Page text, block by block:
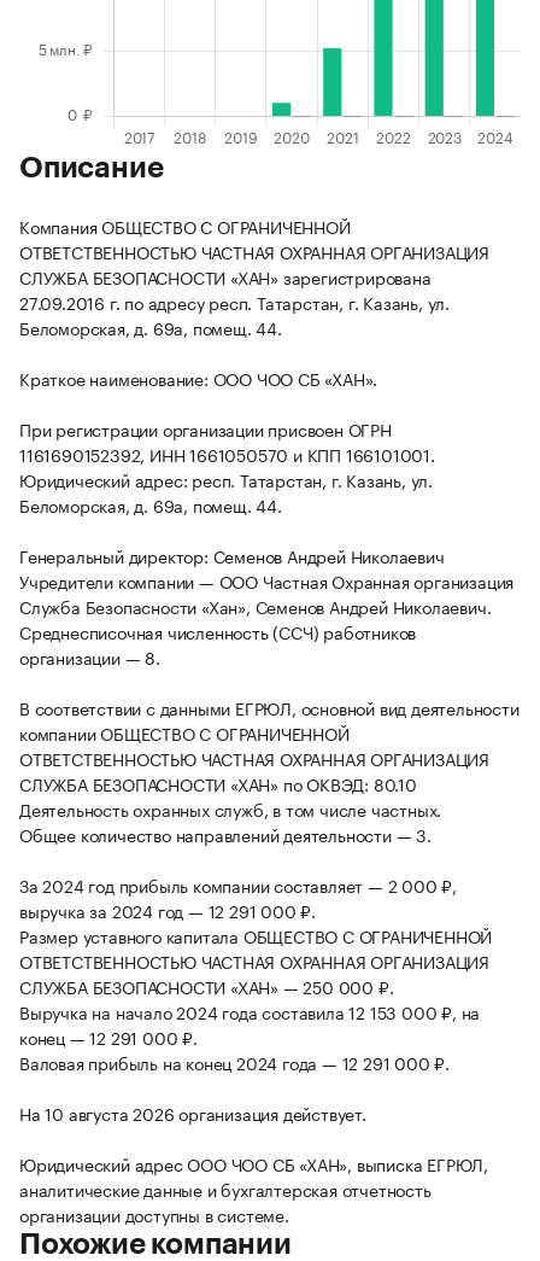
Описание
Компания ОБЩЕСТВО С ОГРАНИЧЕННОЙ
ОТВЕТСТВЕННОСТЬЮ ЧАСТНАЯ ОХРАННАЯ ОРГАНИЗАЦИЯ
СЛУЖБА БЕЗОПАСНОСТИ «ХАН» зарегистрирована
27.09.2016 г. по адресу респ. Татарстан, г. Казань, ул.
Беломорская, д. 69а, помещ. 44.
Краткое наименование: ООО ЧОО СБ «ХАН».
При регистрации организации присвоен ОГРН
1161690152392, ИНН 1661050570 и КПП 166101001.
Юридический адрес: респ. Татарстан, г. Казань, ул.
Беломорская, д. 69а, помещ. 44.
Генеральный директор: Семенов Андрей Николаевич
Учредители компании — ООО Частная Охранная организация
Служба Безопасности «Хан», Семенов Андрей Николаевич.
Среднесписочная численность (ССЧ) работников
организации — 8.
В соответствии с данными ЕГРЮЛ, основной вид деятельности
компании ОБЩЕСТВО С ОГРАНИЧЕННОЙ
ОТВЕТСТВЕННОСТЬЮ ЧАСТНАЯ ОХРАННАЯ ОРГАНИЗАЦИЯ
СЛУЖБА БЕЗОПАСНОСТИ «ХАН» по ОКВЭД: 80.10
Деятельность охранных служб, в том числе частных.
Общее количество направлений деятельности — 3.
За 2024 год прибыль компании составляет — 2 000 ₽,
выручка за 2024 год — 12 291 000 ₽.
Размер уставного капитала ОБЩЕСТВО С ОГРАНИЧЕННОЙ
ОТВЕТСТВЕННОСТЬЮ ЧАСТНАЯ ОХРАННАЯ ОРГАНИЗАЦИЯ
СЛУЖБА БЕЗОПАСНОСТИ «ХАН» — 250 000 ₽.
Выручка на начало 2024 года составила 12 153 000 ₽, на
конец — 12 291 000 ₽.
Валовая прибыль на конец 2024 года — 12 291 000 ₽.
На 10 августа 2026 организация действует.
Юридический адрес ООО ЧОО СБ «ХАН», выписка ЕГРЮЛ,
аналитические данные и бухгалтерская отчетность
организации доступны в системе.
Похожие компании